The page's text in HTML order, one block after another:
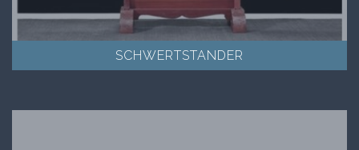
SCHWERTSTANDER